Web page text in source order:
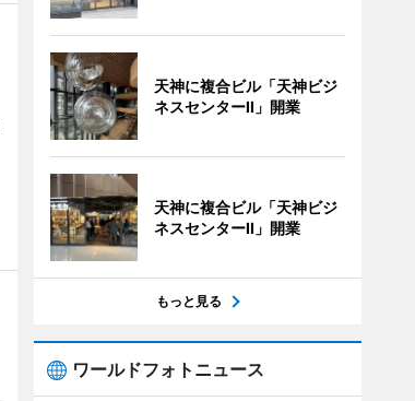
天神に複合ビル「天神ビジ
ネスセンターII」開業
天神に複合ビル「天神ビジ
ネスセンターII」開業
もっと見る
ワールドフォトニュース